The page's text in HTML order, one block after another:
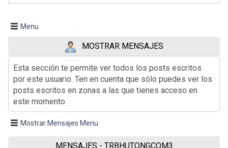
Menu
MOSTRAR MENSAJES
Esta sección te permite ver todos los posts escritos
por este usuario. Ten en cuenta que sólo puedes ver los
posts escritos en zonas a las que tienes acceso en
este momento.
Mostrar Mensajes Menu
MENSAJES - TRBHUTONGCOM3